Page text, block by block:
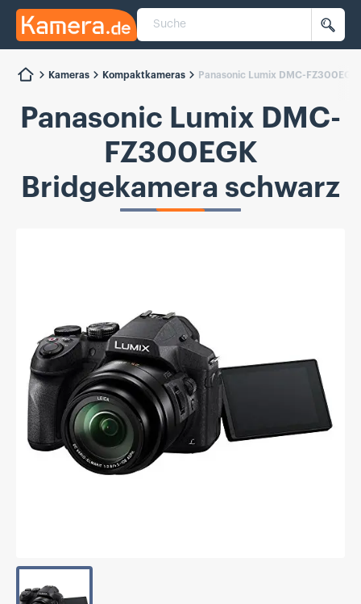
Kamera.de
Suche
Kameras Kompaktkameras Panasonic Lumix DMC-
Panasonic Lumix DMC-
FZ300EGK
Bridgekamera schwarz